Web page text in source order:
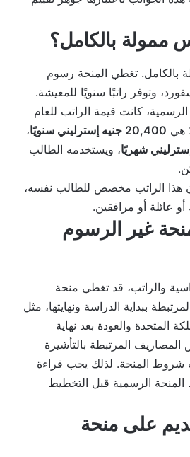
ممولة بالكامل؟
بالكامل. تغطي المنحة رسوم
وتوفر راتبًا سنويًا للمعيشة.
كانت قيمة الراتب للعام
20,400 جنيه إسترليني سنويًا
،
، ويستخدمه الطالب
هذا الراتب مخصص للطالب نفسه،
عائلة أو مرافقين.
غير الرسوم
والراتب، قد تغطي منحة
ببداية الدراسة ونهايتها، مثل
المتحدة والعودة بعد نهاية
المرتبطة بالتأشيرة
شروط المنحة. لذلك يجب قراءة
الرسمية قبل التخطيط
على منحة